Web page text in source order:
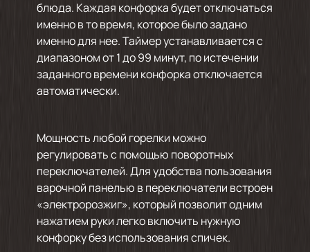
блюда. Каждая конфорка будет отключаться
именно в то время, которое было задано
именно для нее. Таймер устанавливается с
диапазоном от 1 до 99 минут, по истечении
заданного времени конфорка отключается
автоматически.
Мощность любой горелки можно
регулировать с помощью поворотных
переключателей. Для удобства пользования
варочной панелью в переключатели встроен
«электророзжиг», который позволит одним
нажатием руки легко включить нужную
конфорку без использования спичек.